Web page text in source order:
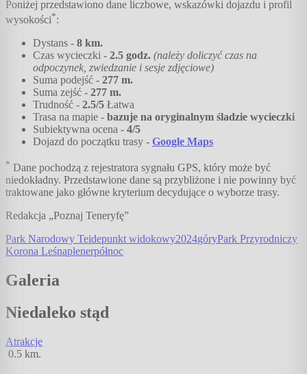
Poniżej przedstawiono dane liczbowe, wskazówki dojazdu i profil
wysokości*:
Dystans - 8 km.
Czas wycieczki - 2.5 godz. (należy doliczyć czas na
odpoczynek, zwiedzanie i sesje zdjęciowe)
Suma podejść - 277 m.
Suma zejść - 277 m.
Trudność - 2.5/5 Łatwa
Trasa na mapie - bazuje na oryginalnym śladzie wycieczki
Subiektywna ocena - 4/5
Dojazd do początku trasy - Google Maps
* Dane pochodzą z rejestratora sygnału GPS, który może być
niedokładny. Przedstawione dane są przybliżone i nie powinny być
traktowane jako główne kryterium decydujące o wyborze trasy.
Redakcja „Poznaj Teneryfę”
Park Narodowy Teidepunkt widokowy2024góryPark Przyrodniczy
Korona Leśnaplenerpółnoc
Galeria
Niedaleko stąd
Atrakcje
0.5 km.